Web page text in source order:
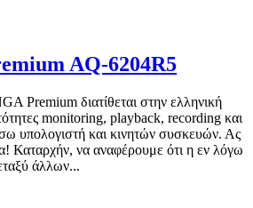
AQ-6204R5
Premium διατίθεται στην ελληνική
monitoring, playback, recording και
υπολογιστή και κινητών συσκευών. Ας
Καταρχήν, να αναφέρουμε ότι η εν λόγω
άλλων...